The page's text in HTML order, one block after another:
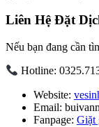
Liên Hệ Đặt
Nếu bạn đang cần
Hotline:
Website:
Email:
Fanpage: Giặt